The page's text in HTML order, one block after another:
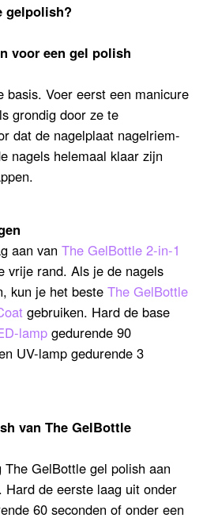
gelpolish?
voor een gel polish
basis. Voer eerst een manicure
grondig door ze te
dat de nagelplaat nagelriem-
nagels helemaal klaar zijn
aan van The GelBottle 2-in-1
vrije rand. Als je de nagels
kun je het beste The GelBottle
gebruiken. Hard de base
lamp gedurende 90
UV-lamp gedurende 3
van The GelBottle
GelBottle gel polish aan
de eerste laag uit onder
60 seconden of onder een